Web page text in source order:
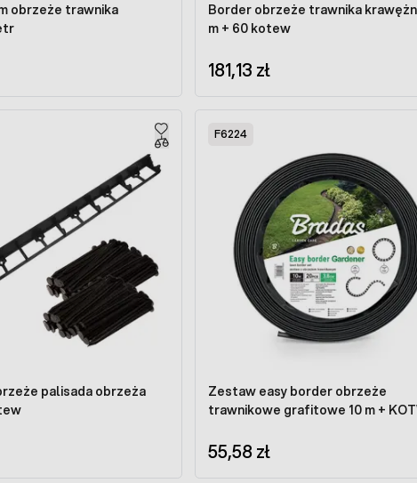
obrzeże trawnika
Border obrzeże trawnika
m + 60 kotew
181,13 zł
palisada obrzeża
F6224
Zestaw easy border obrzeże
trawnikowe grafitowe 10 m +
55,58 zł